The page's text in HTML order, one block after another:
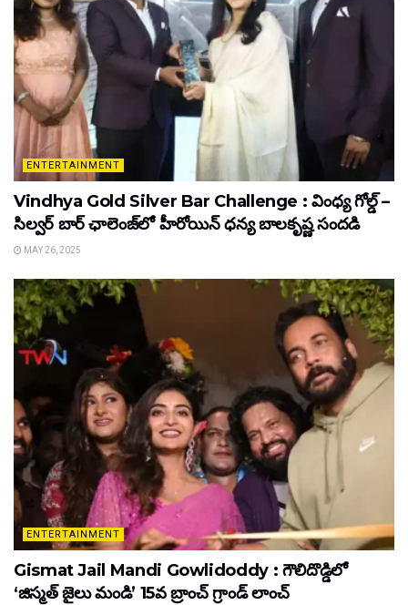
ENTERTAINMENT
Vindhya Gold Silver Bar Challenge : వింధ్య గోల్డ్ –
సిల్వర్ బార్ ఛాలెంజ్‌లో హీరోయిన్ ధ‌న్య బాల‌కృష్ణ‌ సందడి
MAY 26, 2025
ENTERTAINMENT
Gismat Jail Mandi Gowlidoddy : గౌలిదొడ్డిలో
‘జిస్మత్ జైలు మండి’ 15వ బ్రాంచ్ గ్రాండ్ లాంచ్